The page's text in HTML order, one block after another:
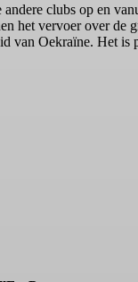
clubs op en
het vervoer over de
van Oekraïne. Het